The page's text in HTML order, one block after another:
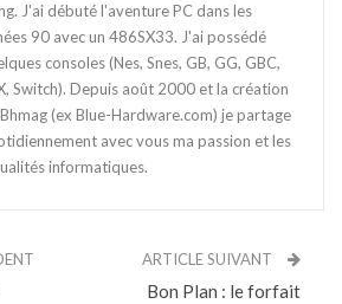
J'ai débuté l'aventure PC dans les
90 avec un 486SX33. J'ai possédé
consoles (Nes, Snes, GB, GG, GBC,
Switch). Depuis août 2000 et la création
(ex Blue-Hardware.com) je partage
avec vous ma passion et les
informatiques.
ARTICLE SUIVANT
Bon Plan : le forfait